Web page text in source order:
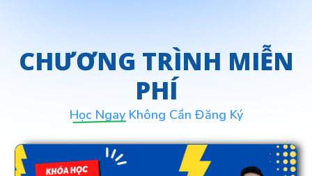
CHƯƠNG TRÌNH MIỄN
PHÍ
Học Ngay Không Cần Đăng Ký